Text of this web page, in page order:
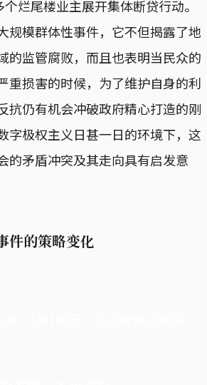
烂尾楼业主展开集体断贷行动。
规模群体性事件，它不但揭露了地
的监管腐败，而且也表明当民众的
重损害的时候，为了维护自身的利
抗仍有机会冲破政府精心打造的刚
字极权主义日甚一日的环境下，这
的矛盾冲突及其走向具有启发意
件的策略变化